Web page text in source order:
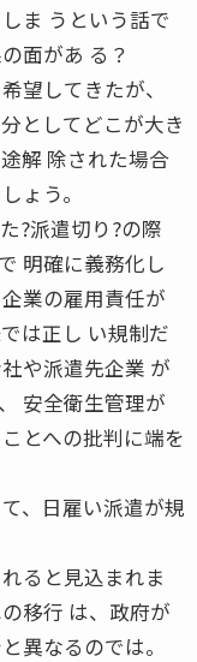
ま うという話で
面があ る？
望してきたが、
としてどこが大き
解 除された場合
ょう。
?派遣切り?の際
明確に義務化し
業の雇用責任が
は正し い規制だ
や派遣先企業 が
安全衛生管理が
とへの批判に端を
、日雇い派遣が規
ると見込まれま
移行 は、政府が
異なるのでは。